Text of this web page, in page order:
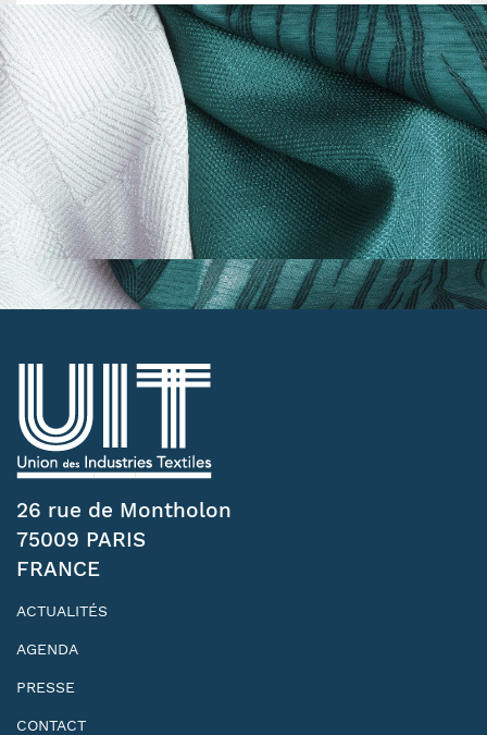
26 rue de Montholon
75009 PARIS
FRANCE
ACTUALITÉS
AGENDA
PRESSE
CONTACT